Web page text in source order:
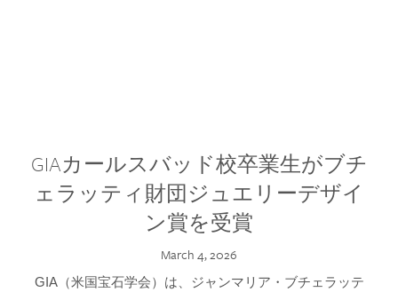
GIAカールスバッド校卒業生がブチ
ェラッティ財団ジュエリーデザイ
ン賞を受賞
March 4, 2026
GIA（米国宝石学会）は、ジャンマリア・ブチェラッテ